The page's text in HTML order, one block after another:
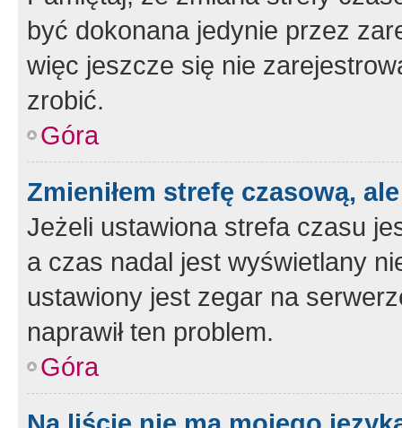
być dokonana jedynie przez
więc jeszcze się nie
zrobić.
Góra
Zmieniłem strefę czasową,
Jeżeli ustawiona strefa czasu
a czas nadal jest wyświetlany
ustawiony jest zegar na
naprawił ten problem.
Góra